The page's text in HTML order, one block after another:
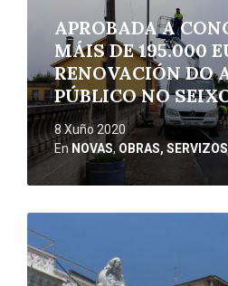
APROBADA A
MÁIS DE 195.000
RENOVACIÓN DO
PÚBLICO NO
8 Xuño 2020
EnNOVAS,OBRAS,
Ler
máis